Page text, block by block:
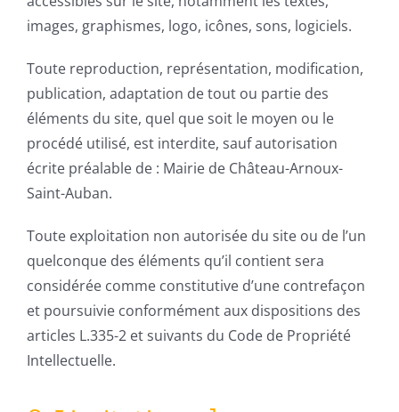
images, graphismes, logo, icônes, sons, logiciels.
Toute reproduction, représentation, modification,
publication, adaptation de tout ou partie des
éléments du site, quel que soit le moyen ou le
procédé utilisé, est interdite, sauf autorisation
écrite préalable de : Mairie de Château-Arnoux-
Saint-Auban.
Toute exploitation non autorisée du site ou de l’un
quelconque des éléments qu’il contient sera
considérée comme constitutive d’une contrefaçon
et poursuivie conformément aux dispositions des
articles L.335-2 et suivants du Code de Propriété
Intellectuelle.